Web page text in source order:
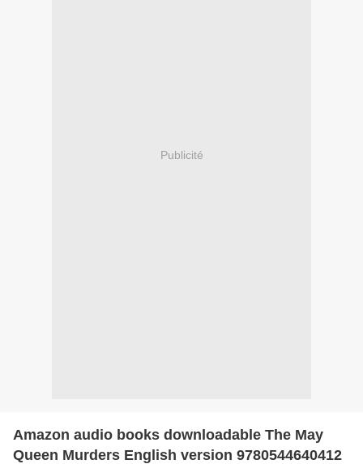
Publicité
Amazon audio books downloadable The May
Queen Murders English version 9780544640412